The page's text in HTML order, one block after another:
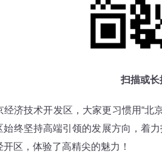
扫描或长
技术开发区，大家更习惯用“北
始终坚持高端引领的发展方向，着
开区，体验了高精尖的魅力！